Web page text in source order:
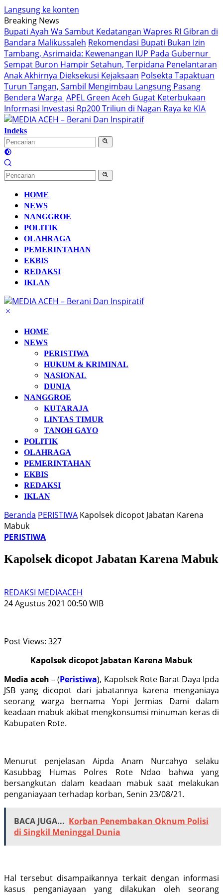
Langsung ke konten
Breaking News
Bupati Ayah Wa Sambut Kedatangan Wapres RI Gibran di
Bandara Malikussaleh Rekomendasi Bupati Bukan Izin
Tambang, Asrimaida: Kewenangan IUP Pada Gubernur
Sempat Buron Hampir Setahun, Terpidana Penelantaran
Anak Akhirnya Dieksekusi Kejaksaan Polsekta Tapaktuan
Turun Tangan, Sambil Mengimbau Langsung Pasang
Bendera Warga APEL Green Aceh Gugat Keterbukaan
Informasi Investasi Rp200 Triliun di Nagan Raya ke KIA
Indeks
HOME
NEWS
NANGGROE
POLITIK
OLAHRAGA
PEMERINTAHAN
EKBIS
REDAKSI
IKLAN
HOME
NEWS
PERISTIWA
HUKUM & KRIMINAL
NASIONAL
DUNIA
NANGGROE
KUTARAJA
LINTAS TIMUR
TANOH GAYO
POLITIK
OLAHRAGA
PEMERINTAHAN
EKBIS
REDAKSI
IKLAN
Beranda PERISTIWA Kapolsek dicopot Jabatan Karena
Mabuk
PERISTIWA
Kapolsek dicopot Jabatan Karena Mabuk
REDAKSI MEDIAACEH
24 Agustus 2021 00:50 WIB
Post Views: 327
Kapolsek dicopot Jabatan Karena Mabuk
Media aceh – (Peristiwa), Kapolsek Rote Barat Daya Ipda
JSB yang dicopot dari jabatannya karena menganiaya
seorang warga bernama Yopi Jermias Dami dalam
keadaan mabuk akibat mengkonsumsi minuman keras di
Kabupaten Rote.
Menurut penjelasan Aipda Anam Nurcahyo selaku
Kasubbag Humas Polres Rote Ndao bahwa yang
bersangkutan dalam keadaan mabuk saat melakukan
penganiayaan terhadap korban, Senin 23/08/21.
BACA JUGA... Korban Penembakan Oknum Polisi
di Singkil Meninggal Dunia
Hal tersebut disampaikannya terkait dengan informasi
kasus penganiayaan yang dilakukan oleh seorang